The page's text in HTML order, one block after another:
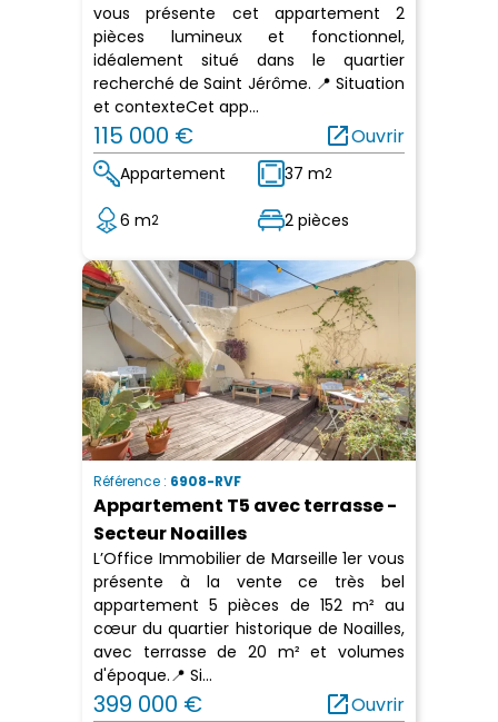
vous présente cet appartement 2
pièces lumineux et fonctionnel,
idéalement situé dans le quartier
recherché de Saint Jérôme. 📍 Situation
et contexteCet app...
115 000 € open_in_newOuvrir
Appartement 37 m2
6 m2 2 pièces
Référence : 6908-RVF
Appartement T5 avec terrasse -
Secteur Noailles
L’Office Immobilier de Marseille 1er vous
présente à la vente ce très bel
appartement 5 pièces de 152 m² au
cœur du quartier historique de Noailles,
avec terrasse de 20 m² et volumes
d'époque.📍 Si...
399 000 € open_in_newOuvrir